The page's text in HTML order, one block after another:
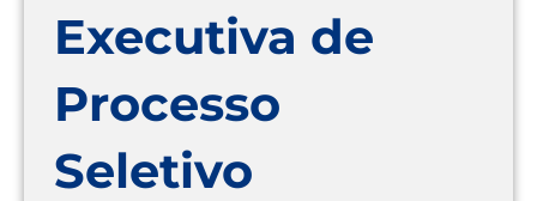
Executiva de
Processo
Seletivo